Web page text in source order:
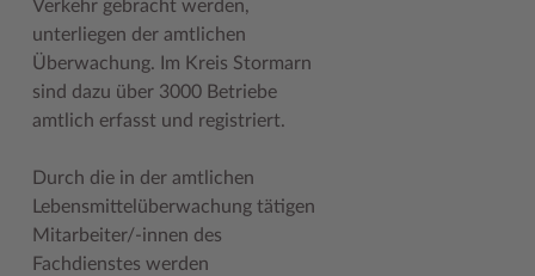
Geodatenportale (Kreiskarte)
Kfz-Zulassung
Kontakt / Öffnungszeiten
Leistungen
Lexikon
Fotoarchiv
Hitzeschutz
Klimaanpassungskonzept
Lokales Wetter
Newsletter
Kreispräsident
Kreistag und Ausschüsse
Kreistag Sitzungskalender
Landrat
Sonderbereiche
Offene Stellen
Praktika und FSJ
Weiterbildung beim Kreis Stormarn
Klimaschutz beim Kreis Stormarn
Projekt e-Gewerbe
Stormarner Bündnis für bezahlbares Wohnen
Zahlen, Daten, Fakten
Kulturelle Einrichtungen
Museen
Naturschutzgebiete
Storchenhorste
Lieblingsplätze in der Metropolregion
Verkehr gebracht werden,
unterliegen der amtlichen
Überwachung. Im Kreis Stormarn
sind dazu über 3000 Betriebe
amtlich erfasst und registriert.
Durch die in der amtlichen
Lebensmittelüberwachung tätigen
Mitarbeiter/-innen des
Fachdienstes werden